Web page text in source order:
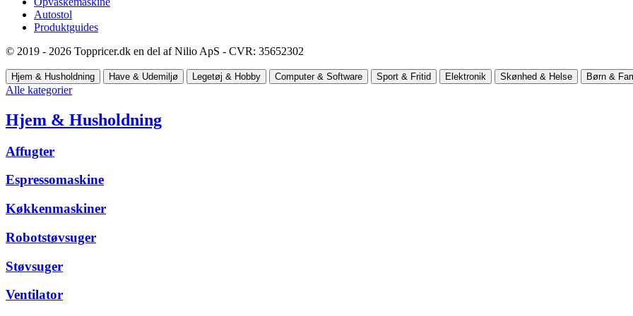
Autostol
Produktguides
© 2019 - 2026 Toppricer.dk en del af Nilio ApS - CVR: 35652302
Hjem & Husholdning Have & Udemiljø Legetøj & Hobby Computer & Software Sport & Fritid Elektronik Skønhed & Helse Børn &
Alle kategorier
Hjem & Husholdning
Affugter
Espressomaskine
Køkkenmaskiner
Robotstøvsuger
Støvsuger
Ventilator